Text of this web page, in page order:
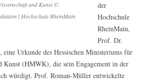
und Kunst ©
| Hochschule RheinMain
der
Hochschule
RheinMain,
Prof. Dr.
eine Urkunde des Hessischen Ministeriums für
Kunst (HMWK), die sein Engagement in der
würdigt. Prof. Roman-Müller entwickelte